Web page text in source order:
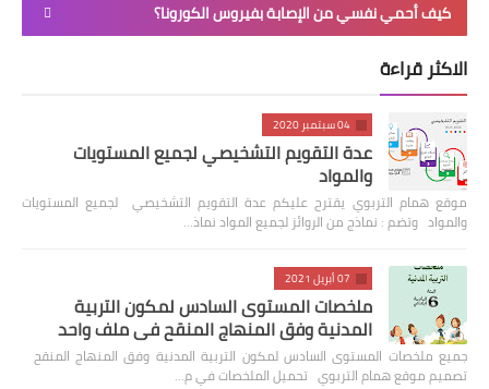
كيف أحمي نفسي من الإصابة بفيروس الكورونا؟
الاكثر قراءة
04 سبتمبر 2020
عدة التقويم التشخيصي لجميع المستويات
والمواد
موقع همام التربوي يقترح عليكم عدة التقويم التشخيصي لجميع المستويات
والمواد وتضم : نماذج من الروائز لجميع المواد نماذ…
07 أبريل 2021
ملخصات المستوى السادس لمكون التربية
المدنية وفق المنهاج المنقح في ملف واحد
جميع ملخصات المستوى السادس لمكون التربية المدنية وفق المنهاج المنقح
تصميم موقع همام التربوي تحميل الملخصات في م…